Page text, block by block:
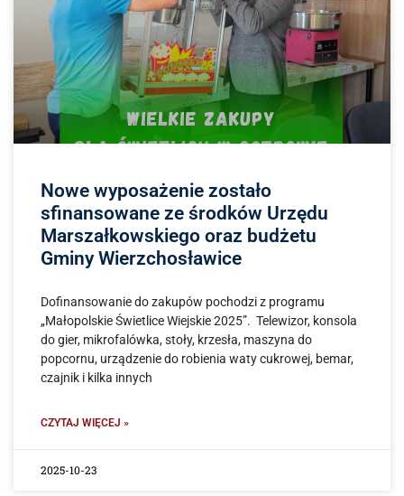
Nowe wyposażenie zostało
sfinansowane ze środków Urzędu
Marszałkowskiego oraz budżetu
Gminy Wierzchosławice
Dofinansowanie do zakupów pochodzi z programu
„Małopolskie Świetlice Wiejskie 2025”. Telewizor, konsola
do gier, mikrofalówka, stoły, krzesła, maszyna do
popcornu, urządzenie do robienia waty cukrowej, bemar,
czajnik i kilka innych
CZYTAJ WIĘCEJ »
2025-10-23